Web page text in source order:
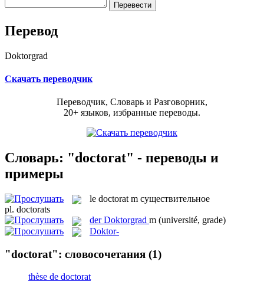
Перевод
Doktorgrad
Скачать переводчик
Переводчик, Словарь и Разговорник,
20+ языков, избранные переводы.
Словарь: "doctorat" - переводы и
примеры
le doctorat m существительное
pl. doctorats
derDoktorgrad m (université, grade)
Doktor-
"doctorat": словосочетания (1)
thèse de doctorat